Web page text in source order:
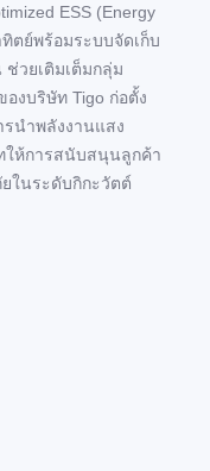
ESS (Energy
ตย์พร้อมระบบจัดเก็บ
วยเติมเต็มกลุ่ม
งบริษัท Tigo ก่อตั้ง
นำพลังงานแสง
ให้การสนับสนุนลูกค้า
ในระดับกิกะวัตต์